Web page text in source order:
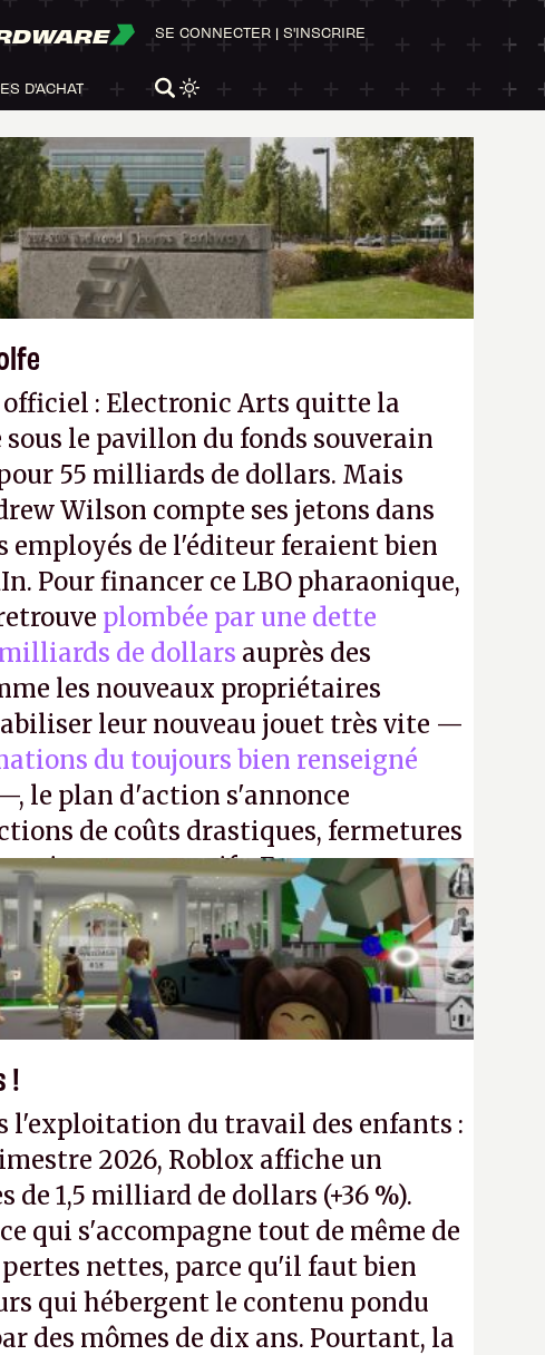
D'ACHAT
SE CONNECTER | S'INSCRIRE
officiel : Electronic Arts quitte la
sous le pavillon du fonds souverain
55 milliards de dollars. Mais
Wilson compte ses jetons dans
employés de l'éditeur feraient bien
Pour financer ce LBO pharaonique,
plombée par une dette
milliards de dollars auprès des
les nouveaux propriétaires
leur nouveau jouet très vite —
du toujours bien renseigné
le plan d'action s'annonce
de coûts drastiques, fermetures
massifs. En gros, essorer
, puis virer le reste.P.
!
l'exploitation du travail des enfants :
2026, Roblox affiche un
de 1,5 milliard de dollars (+36 %).
qui s'accompagne tout de même de
nettes, parce qu'il faut bien
qui hébergent le contenu pondu
des mômes de dix ans. Pourtant, la